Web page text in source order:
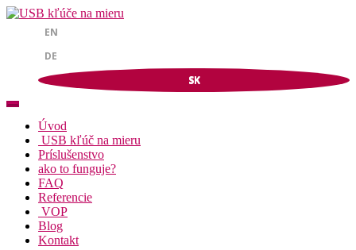
EN
DE
SK
Úvod
USB kľúč na mieru
Príslušenstvo
ako to funguje?
FAQ
Referencie
VOP
Blog
Kontakt